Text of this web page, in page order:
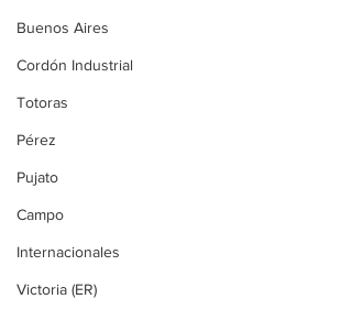
Buenos Aires
Cordón Industrial
Totoras
Pérez
Pujato
Campo
Internacionales
Victoria (ER)